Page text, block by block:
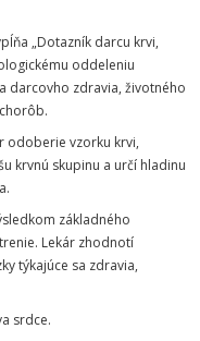
„Dotazník darcu krvi,
oddeleniu
darcovho zdravia, životného
odoberie vzorku krvi,
krvnú skupinu a určí hladinu
základného
Lekár zhodnotí
týkajúce sa zdravia,
srdce.